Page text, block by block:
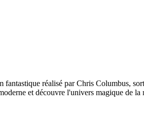
réalisé par Chris Columbus,
et découvre l'univers magique de